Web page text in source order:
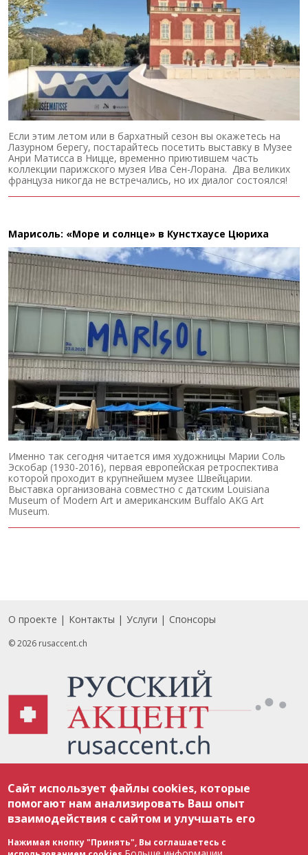
Если этим летом или в бархатный сезон вы окажетесь на
Лазурном берегу, постарайтесь посетить выставку в Музее
Анри Матисса в Ницце, временно приютившем часть
коллекции парижского музея Ива Сен-Лорана. Два великих
француза никогда не встречались, но их диалог состоялся!
Марисоль: «Море и солнце» в Кунстхаусе Цюриха
Именно так сегодня читается имя художницы Марии Соль
Эскобар (1930-2016), первая европейская ретроспектива
которой проходит в крупнейшем музее Швейцарии.
Выставка организована совместно с датским Louisiana
Museum of Modern Art и американским Buffalo AKG Art
Museum.
Footer
О проекте Контакты Услуги Спонсоры
© 2026 rusaccent.ch
соответствии с законодательством Швейцарии об авторском праве и
международными соглашениями. Полное или частичное использование
материалов возможно только с разрешения редакции. В случае полного
или частичного воспроизведения материалов сайта rusaccent.ch,
ОБЯЗАТЕЛЬНА АКТИВНАЯ ГИПЕРССЫЛКА на конкретный заимствованный
текст. Фотоизображения, размещенные редакцией rusaccent.ch, являются
ее исключительной собственностью. Полное или частичное
Сайт использует файлы cookies, которые
помогают нам анализировать Ваш опыт
взаимодействия с сайтом и улучшать его
Нажимая кнопку "Принять", Вы соглашаетесь с